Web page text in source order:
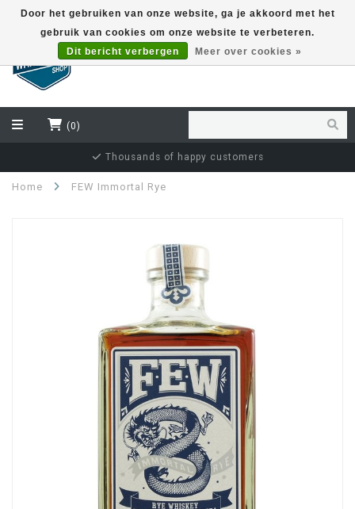
(0)
Thousands of happy customers
Home FEW Immortal Rye
Door het gebruiken van onze website, ga je akkoord met het
gebruik van cookies om onze website te verbeteren.
Dit bericht verbergen
Meer over cookies »